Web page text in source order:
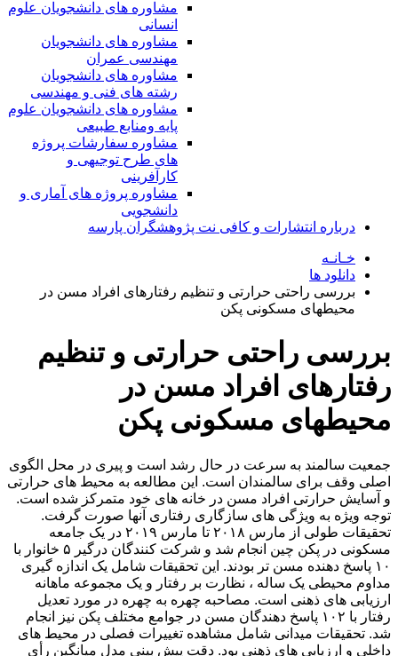
مشاوره های دانشجویان علوم
انسانی
مشاوره های دانشجویان
مهندسی عمران
مشاوره های دانشجویان
رشته های فنی و مهندسی
مشاوره های دانشجویان علوم
پایه ومنابع طبیعی
مشاوره سفارشات پروژه
های طرح توجیهی و
کارآفرینی
مشاوره پروژه های آماری و
دانشجویی
درباره انتشارات و کافی نت پژوهشگران پارسه
خـانـه
دانلود ها
بررسی راحتی حرارتی و تنظیم رفتارهای افراد مسن در
محیطهای مسکونی پکن
بررسی راحتی حرارتی و تنظیم
رفتارهای افراد مسن در
محیطهای مسکونی پکن
جمعیت سالمند به سرعت در حال رشد است و پیری در محل الگوی
اصلی وقف برای سالمندان است. این مطالعه به محیط های حرارتی
و آسایش حرارتی افراد مسن در خانه های خود متمرکز شده است.
توجه ویژه به ویژگی های سازگاری رفتاری آنها صورت گرفت.
تحقیقات طولی از مارس ۲۰۱۸ تا مارس ۲۰۱۹ در یک جامعه
مسکونی در پکن چین انجام شد و شرکت کنندگان درگیر ۵ خانوار با
۱۰ پاسخ دهنده مسن تر بودند. این تحقیقات شامل یک اندازه گیری
مداوم محیطی یک ساله ، نظارت بر رفتار و یک مجموعه ماهانه
ارزیابی های ذهنی است. مصاحبه چهره به چهره در مورد تعدیل
رفتار با ۱۰۲ پاسخ دهندگان مسن در جوامع مختلف پکن نیز انجام
شد. تحقیقات میدانی شامل مشاهده تغییرات فصلی در محیط های
داخلی و ارزیابی های ذهنی بود. دقت پیش بینی مدل میانگین رأی